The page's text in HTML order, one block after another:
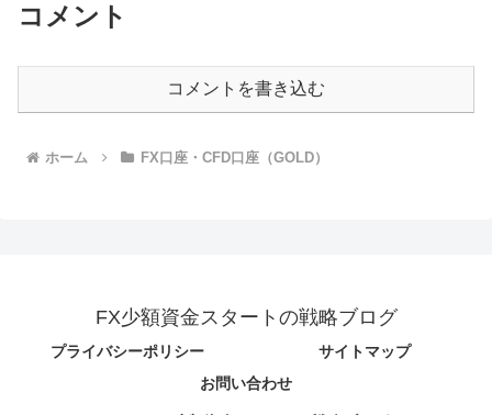
コメント
コメントを書き込む
ホーム FX口座・CFD口座（GOLD）
FX少額資金スタートの戦略ブログ
プライバシーポリシー
サイトマップ
お問い合わせ